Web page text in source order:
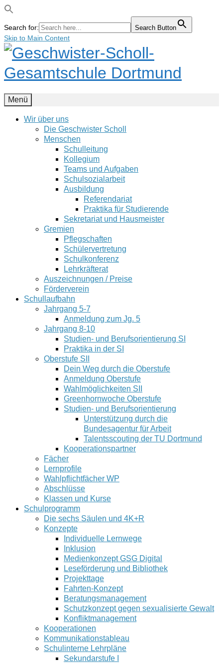
Search for: Search Button
Skip to Main Content
Menü
Wir über uns
Die Geschwister Scholl
Menschen
Schulleitung
Kollegium
Teams und Aufgaben
Schulsozialarbeit
Ausbildung
Referendariat
Praktika für Studierende
Sekretariat und Hausmeister
Gremien
Pflegschaften
Schülervertretung
Schulkonferenz
Lehrkräfterat
Auszeichnungen / Preise
Förderverein
Schullaufbahn
Jahrgang 5-7
Anmeldung zum Jg. 5
Jahrgang 8-10
Studien- und Berufsorientierung SI
Praktika in der SI
Oberstufe SII
Dein Weg durch die Oberstufe
Anmeldung Oberstufe
Wahlmöglichkeiten SII
Greenhornwoche Oberstufe
Studien- und Berufsorientierung
Unterstützung durch die
Bundesagentur für Arbeit
Talentsscouting der TU Dortmund
Kooperationspartner
Fächer
Lernprofile
Wahlpflichtfächer WP
Abschlüsse
Klassen und Kurse
Schulprogramm
Die sechs Säulen und 4K+R
Konzepte
Individuelle Lernwege
Inklusion
Medienkonzept GSG Digital
Leseförderung und Bibliothek
Projekttage
Fahrten-Konzept
Beratungsmanagement
Schutzkonzept gegen sexualisierte Gewalt
Konfliktmanagement
Kooperationen
Kommunikationstableau
Schulinterne Lehrpläne
Sekundarstufe I